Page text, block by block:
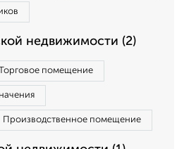
недвижимости (2)
помещение
Производственное помещение